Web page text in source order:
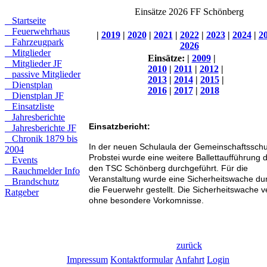
Startseite
Feuerwehrhaus
Fahrzeugpark
Mitglieder
Mitglieder JF
passive Mitglieder
Dienstplan
Dienstplan JF
Einsatzliste
Jahresberichte
Jahresberichte JF
Chronik 1879 bis
2004
Events
Rauchmelder Info
Brandschutz
Ratgeber
Einsätze 2026 FF Schönberg
| 2019| 2020| 2021 | 2022| 2023| 2024|
2026
Einsätze: | 2009|
2010| 2011 | 2012|
2013| 2014| 2015|
2016| 2017| 2018
Einsatzbericht:
In der neuen Schulaula der
Probstei wurde eine weitere Ballettaufführung
den TSC Schönberg durchgeführt. Für die
Veranstaltung wurde eine Sicherheitswache
die Feuerwehr gestellt. Die Sicherheitswache
ohne besondere Vorkomnisse.
zurück
Impressum Kontaktformular Anfahrt Login